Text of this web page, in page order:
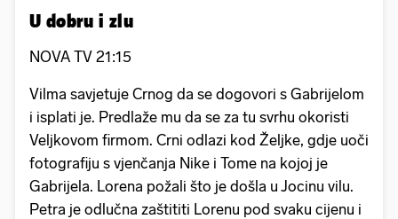
U dobru i zlu
NOVA TV 21:15
Vilma savjetuje Crnog da se dogovori s Gabrijelom
i isplati je. Predlaže mu da se za tu svrhu okoristi
Veljkovom firmom. Crni odlazi kod Željke, gdje uoči
fotografiju s vjenčanja Nike i Tome na kojoj je
Gabrijela. Lorena požali što je došla u Jocinu vilu.
Petra je odlučna zaštititi Lorenu pod svaku cijenu i